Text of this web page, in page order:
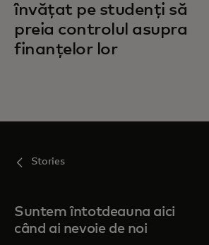
învățat pe studenți să
preia controlul asupra
finanțelor lor
Stories
Suntem întotdeauna aici
când ai nevoie de noi